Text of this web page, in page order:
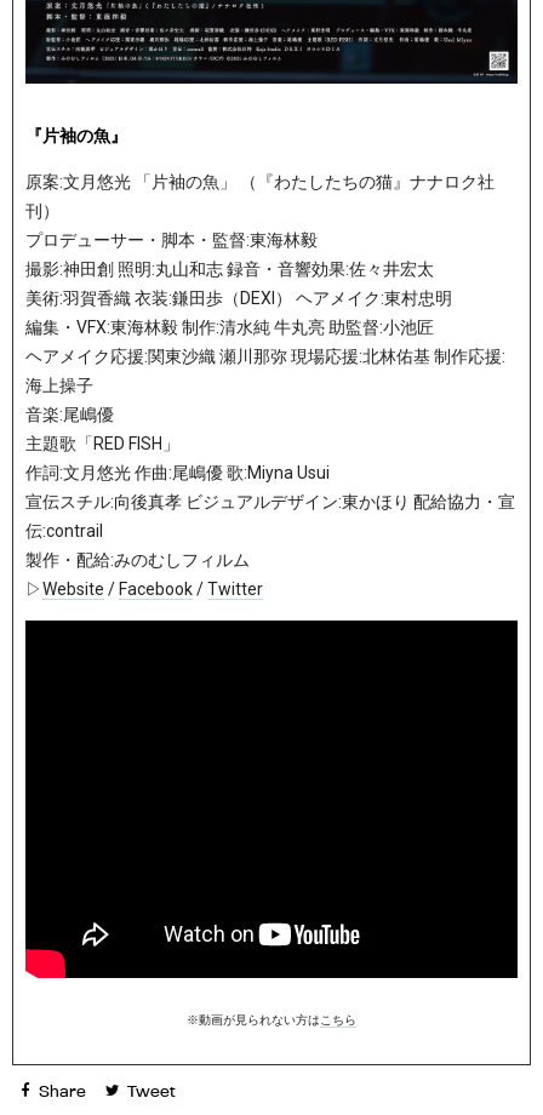
『片袖の魚』
原案:文月悠光 「片袖の魚」 （『わたしたちの猫』ナナロク社
刊）
プロデューサー・脚本・監督:東海林毅
撮影:神田創 照明:丸山和志 録音・音響効果:佐々井宏太
美術:羽賀香織 衣装:鎌田歩（DEXI） ヘアメイク:東村忠明
編集・VFX:東海林毅 制作:清水純 牛丸亮 助監督:小池匠
ヘアメイク応援:関東沙織 瀬川那弥 現場応援:北林佑基 制作応援:
海上操子
音楽:尾嶋優
主題歌「RED FISH」
作詞:文月悠光 作曲:尾嶋優 歌:Miyna Usui
宣伝スチル:向後真孝 ビジュアルデザイン:東かほり 配給協力・宣
伝:contrail
製作・配給:みのむしフィルム
▷Website / Facebook/Twitter
※動画が見られない方は こちら
Share Tweet